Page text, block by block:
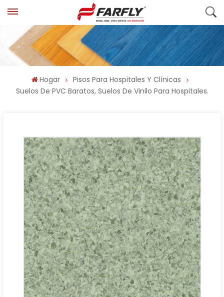
Hogar
Pisos Para Hospitales Y Clínicas
Suelos De PVC Baratos, Suelos De Vinilo Para Hospitales.